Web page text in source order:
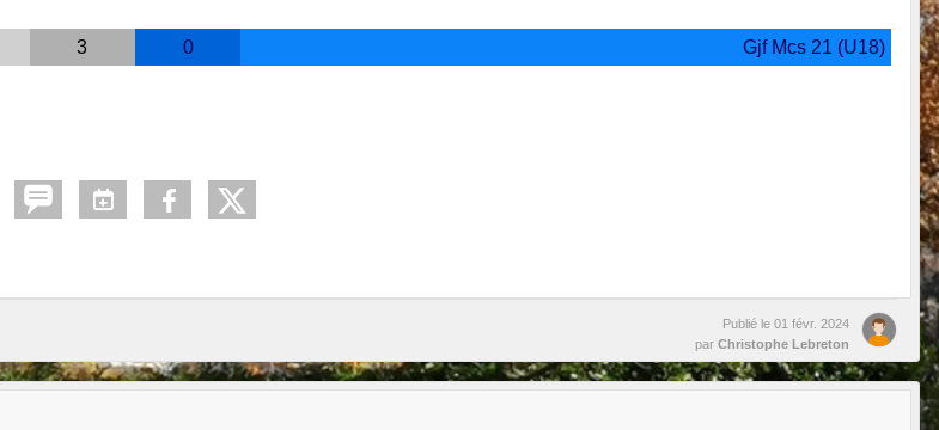
3 0 Gjf Mcs 21 (U18)
Publié le 01 févr. 2024
par Christophe Lebreton